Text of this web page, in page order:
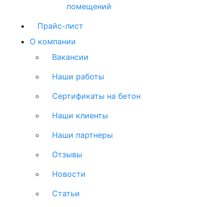
помещений
Прайс-лист
О компании
Вакансии
Наши работы
Сертификаты на бетон
Наши клиенты
Наши партнеры
Отзывы
Новости
Статьи